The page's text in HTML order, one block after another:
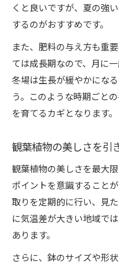
くと良いですが、夏の強
するのがおすすめです。
また、肥料の与え方も重
ては成長期なので、月に
冬場は生長が緩やかにな
う。このような時期ごと
を育てるカギとなります。
観葉植物の美しさを引
観葉植物の美しさを最大
ポイントを意識すること
取りを定期的に行い、見
に気温差が大きい地域で
あります。
さらに、鉢のサイズや形